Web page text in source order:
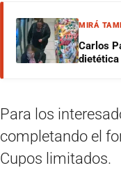
MIRÁ
Carlos
dietética
Para los
completando el
Cupos limitados.